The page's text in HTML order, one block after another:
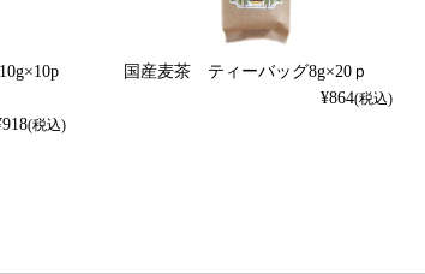
918(税込)
国産麦茶 ティーバッグ8g×20ｐ
¥864(税込)